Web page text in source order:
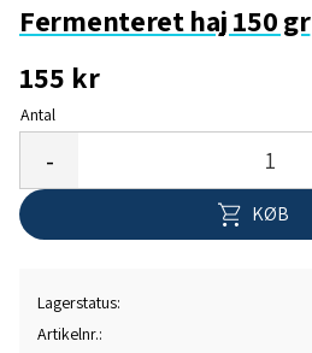
Fermenteret haj 150 gr
155 kr
Antal
-
KØB
Lagerstatus
Artikelnr.